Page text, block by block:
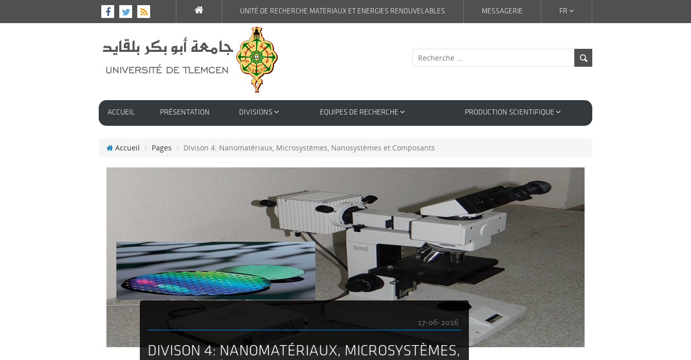
FR
MESSAGERIE
UNITÉ DE RECHERCHE MATÉRIAUX ET ENERGIES RENOUVELABLES
ACCUEIL PRÉSENTATION DIVISIONS EQUIPES DE RECHERCHE PRODUCTION SCIENTIFIQUE
Accueil Pages Divison 4: Nanomatériaux, Microsystèmes, Nanosystèmes et Composants
17-06-2016
DIVISON 4: NANOMATÉRIAUX, MICROSYSTÈMES,